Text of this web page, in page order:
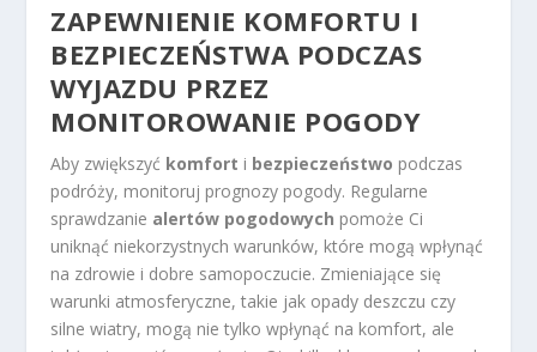
ZAPEWNIENIE KOMFORTU I
BEZPIECZEŃSTWA PODCZAS
WYJAZDU PRZEZ
MONITOROWANIE POGODY
Aby zwiększyć komfort i bezpieczeństwo podczas
podróży, monitoruj prognozy pogody. Regularne
sprawdzanie alertów pogodowych pomoże Ci
uniknąć niekorzystnych warunków, które mogą wpłynąć
na zdrowie i dobre samopoczucie. Zmieniające się
warunki atmosferyczne, takie jak opady deszczu czy
silne wiatry, mogą nie tylko wpłynąć na komfort, ale